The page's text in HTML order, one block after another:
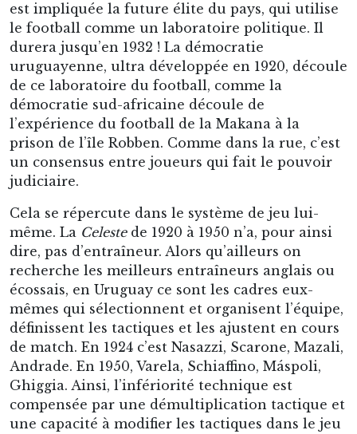
est impliquée la future élite du pays, qui utilise
le football comme un laboratoire politique. Il
durera jusqu’en 1932 ! La démocratie
uruguayenne, ultra développée en 1920, découle
de ce laboratoire du football, comme la
démocratie sud-africaine découle de
l’expérience du football de la Makana à la
prison de l’île Robben. Comme dans la rue, c’est
un consensus entre joueurs qui fait le pouvoir
judiciaire.
Cela se répercute dans le système de jeu lui-
même. La Celestede 1920 à 1950 n’a, pour ainsi
dire, pas d’entraîneur. Alors qu’ailleurs on
recherche les meilleurs entraîneurs anglais ou
écossais, en Uruguay ce sont les cadres eux-
mêmes qui sélectionnent et organisent l’équipe,
définissent les tactiques et les ajustent en cours
de match. En 1924 c’est Nasazzi, Scarone, Mazali,
Andrade. En 1950, Varela, Schiaffino, Máspoli,
Ghiggia. Ainsi, l’infériorité technique est
compensée par une démultiplication tactique et
une capacité à modifier les tactiques dans le jeu